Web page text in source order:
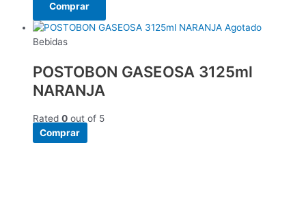
Comprar
Agotado
Bebidas
POSTOBON GASEOSA 3125ml
NARANJA
Rated 0 out of 5
Comprar